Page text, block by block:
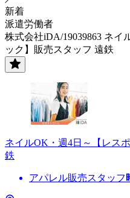
新着
派遣労働者
株式会社iDA/19039863 ネイ
ック】販売スタッフ 遠鉄
ネイルOK・週4日～【レス
鉄
アパレル販売スタッフ